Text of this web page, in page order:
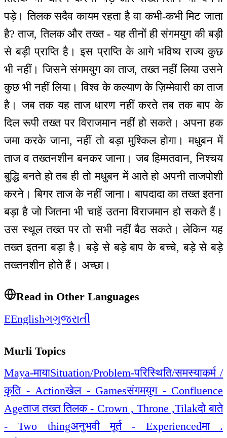
पड़े। तिलक सदैव कायम रहता है वा कभी-कभी मिट जाता
है? ताज, तिलक और तख्त - यह तीनों ही संगमयुग की बड़ी
से बड़ी प्राप्ति है। इस प्राप्ति के आगे भविष्य राज्य कुछ
भी नहीं। जिसने संगमयुग का ताज, तख्त नहीं लिया उसने
कुछ भी नहीं लिया। विश्व के कल्याण के ज़िम्मेवारी का ताज
है। जब तक यह ताज धारण नहीं करते तब तक बाप के
दिल रूपी तख्त पर विराजमान नहीं हो सकते। अपना हक
जमा करके जाना, नहीं तो बड़ा मुश्किल होगा। मधुबन में
ताज व तख्तनशीन बनकर जाना। जब हिम्मतवान, निश्चय
बुद्धि बनते हो तब ही तो मधुबन में आते हो अपनी ताजपोशी
करने। बिगर ताज के नहीं जाना। बापदादा का तख्त इतना
बड़ा है जो जितना भी चाहें उतना विराजमान हो सकते हैं।
उस स्थूल तख्त पर तो सभी नहीं बैठ सकते। लेकिन यह
तख्त इतना बड़ा है। बड़े से बड़े बाप के बच्चे, बड़े से बड़े
तख्तनशीन होते हैं। अच्छा।
Read in Other Languages
EEnglishગગુજરાતી
Murli Topics
Maya-मायाSituation/Problem-परिस्थिति/समस्याकर्म /
कृति - Actionखेल - Gamesसंगमयुग - Confluence
Ageताज तख्त तिलक - Crown , Throne ,Tilakदो बाते
- Two thingअनुभवी मूर्त - Experiencedमा .